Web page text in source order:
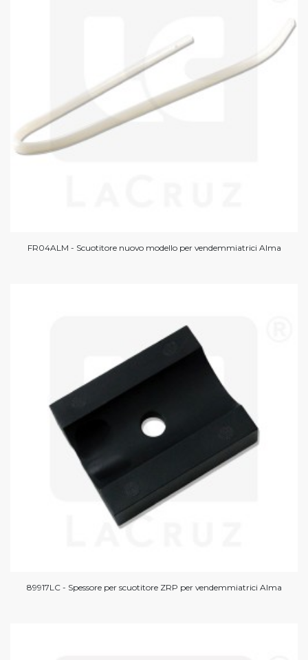
FR04ALM - Scuotitore nuovo modello per vendemmiatrici Alma
89917LC - Spessore per scuotitore ZRP per vendemmiatrici Alma